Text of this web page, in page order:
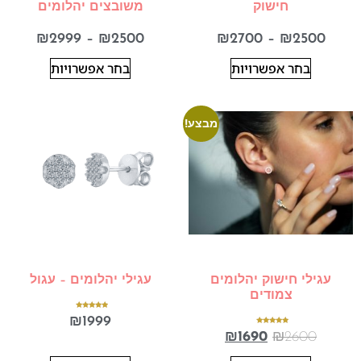
חישוק
₪2500
–
₪2700
בחר אפשרויות
משובצים יהלומים
₪2500
–
₪2999
בחר אפשרויות
מבצע!
עגילי חישוק יהלומים
צמודים
5.00
מתוך 5
₪2600
₪1690
עגילי יהלומים – עגול
5.00
מתוך 5 ₪1999